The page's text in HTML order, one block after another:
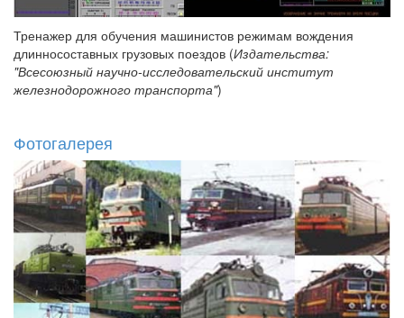
Тренажер для обучения машинистов режимам вождения
длинносоставных грузовых поездов (Издательства:
"Всесоюзный научно-исследовательский институт
железнодорожного транспорта")
Фотогалерея